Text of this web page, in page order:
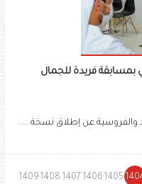
فريدة للجمال
والفروسية عن إطلاق نسخة .....
1405
1406
1407
1408
1409